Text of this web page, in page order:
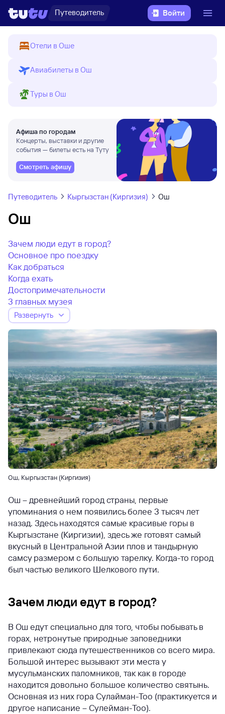
Путеводитель Войти
Отели в Оше
Авиабилеты в Ош
Туры в Ош
Афиша по городам
Концерты, выставки и другие
события — билеты есть на Туту
Смотреть афишу
Путеводитель Кыргызстан (Киргизия) Ош
Ош
Зачем люди едут в город?
Основное про поездку
Как добраться
Когда ехать
Достопримечательности
3 главных музея
Развернуть
Ош, Кыргызстан (Киргизия)
Ош – древнейший город страны, первые
упоминания о нем появились более 3 тысяч лет
назад. Здесь находятся самые красивые горы в
Кыргызстане (Киргизии), здесь же готовят самый
вкусный в Центральной Азии плов и тандырную
самсу размером с большую тарелку. Когда-то город
был частью великого Шелкового пути.
Зачем люди едут в город?
В Ош едут специально для того, чтобы побывать в
горах, нетронутые природные заповедники
привлекают сюда путешественников со всего мира.
Большой интерес вызывают эти места у
мусульманских паломников, так как в городе
находится довольно большое количество святынь.
Основная из них гора Сулайман-Тоо (практикуется и
другое написание – Сулейман-Тоо).